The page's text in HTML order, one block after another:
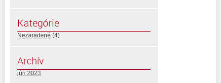
Kategórie
Nezaradené (4)
Archív
jún 2023